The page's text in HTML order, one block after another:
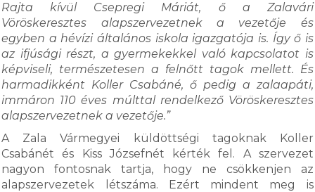
Rajta kívül Csepregi Máriát, ő a Zalavári
Vöröskeresztes alapszervezetnek a vezetője és
egyben a hévízi általános iskola igazgatója is. Így ő is
az ifjúsági részt, a gyermekekkel való kapcsolatot is
képviseli, természetesen a felnőtt tagok mellett. És
harmadikként Koller Csabáné, ő pedig a zalaapáti,
immáron 110 éves múlttal rendelkező Vöröskeresztes
alapszervezetnek a vezetője.”
A Zala Vármegyei küldöttségi tagoknak Koller
Csabánét és Kiss Józsefnét kérték fel. A szervezet
nagyon fontosnak tartja, hogy ne csökkenjen az
alapszervezetek létszáma. Ezért mindent meg is